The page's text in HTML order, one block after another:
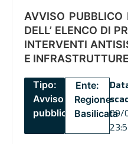
AVVISO PUBBLICO
DELL’ ELENCO DI
INTERVENTI
E
Tipo:
Avviso
pubblico
Ente:
Regione
Basilicata
09/